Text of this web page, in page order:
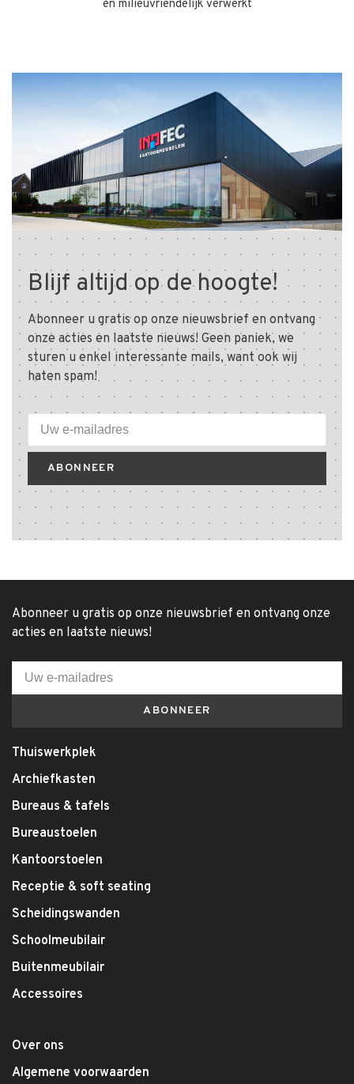
én milieuvriendelijk verwerkt
Blijf altijd op de hoogte!
Abonneer u gratis op onze nieuwsbrief en ontvang
onze acties en laatste nieuws! Geen paniek, we
sturen u enkel interessante mails, want ook wij
haten spam!
ABONNEER
Abonneer u gratis op onze nieuwsbrief en ontvang onze
acties en laatste nieuws!
ABONNEER
Thuiswerkplek
Archiefkasten
Bureaus & tafels
Bureaustoelen
Kantoorstoelen
Receptie & soft seating
Scheidingswanden
Schoolmeubilair
Buitenmeubilair
Accessoires
Over ons
Algemene voorwaarden